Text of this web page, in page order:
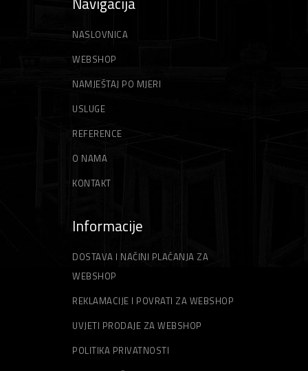
NASLOVNICA
WEBSHOP
NAMJEŠTAJ PO MJERI
USLUGE
REFERENCE
O NAMA
KONTAKT
Informacije
DOSTAVA I NAČINI PLAĆANJA ZA
WEBSHOP
REKLAMACIJE I POVRATI ZA WEBSHOP
UVJETI PRODAJE ZA WEBSHOP
POLITIKA PRIVATNOSTI